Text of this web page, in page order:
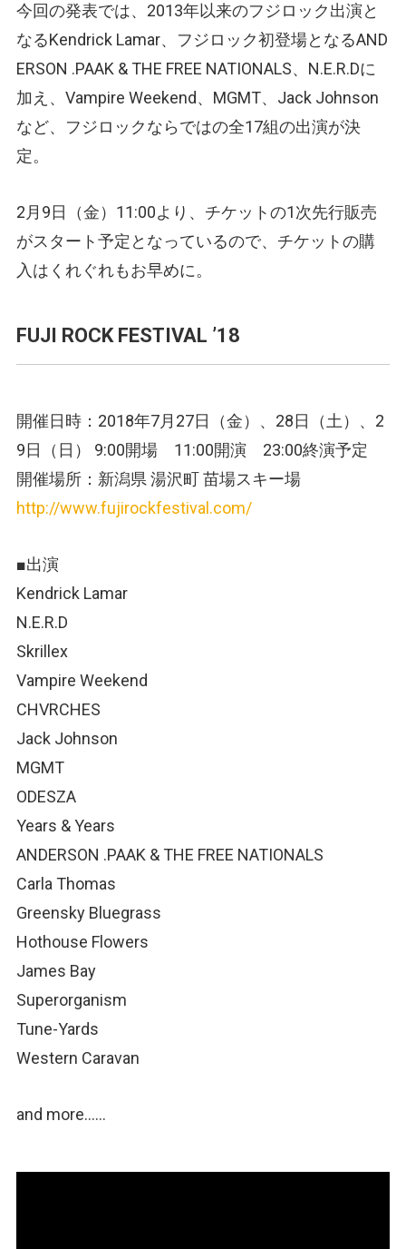
今回の発表では、2013年以来のフジロック出演と
なるKendrick Lamar、フジロック初登場となるAND
ERSON .PAAK & THE FREE NATIONALS、N.E.R.Dに
加え、Vampire Weekend、MGMT、Jack Johnson
など、フジロックならではの全17組の出演が決
定。
2月9日（金）11:00より、チケットの1次先行販売
がスタート予定となっているので、チケットの購
入はくれぐれもお早めに。
FUJI ROCK FESTIVAL ’18
開催日時：2018年7月27日（金）、28日（土）、2
9日（日） 9:00開場 11:00開演 23:00終演予定
開催場所：新潟県 湯沢町 苗場スキー場
http://www.fujirockfestival.com/
■出演
Kendrick Lamar
N.E.R.D
Skrillex
Vampire Weekend
CHVRCHES
Jack Johnson
MGMT
ODESZA
Years & Years
ANDERSON .PAAK & THE FREE NATIONALS
Carla Thomas
Greensky Bluegrass
Hothouse Flowers
James Bay
Superorganism
Tune-Yards
Western Caravan
and more……